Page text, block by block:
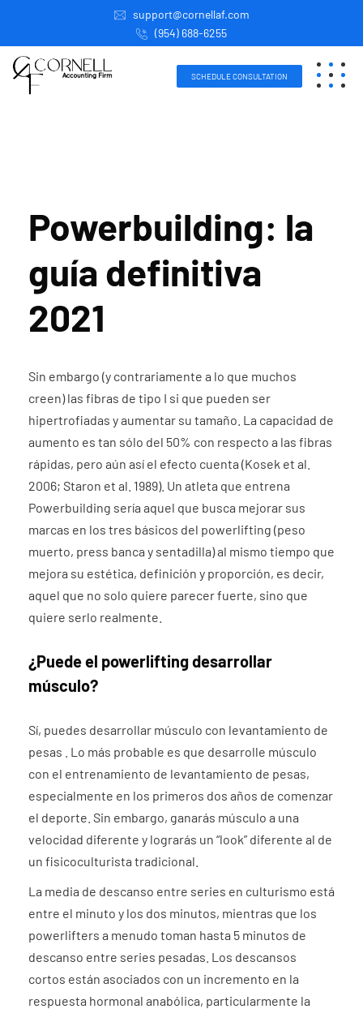
support@cornellaf.com
(954) 688-6255
SCHEDULE CONSULTATION
Powerbuilding: la
guía definitiva
2021
Sin embargo (y contrariamente a lo que muchos
creen) las fibras de tipo I si que pueden ser
hipertrofiadas y aumentar su tamaño. La capacidad de
aumento es tan sólo del 50% con respecto a las fibras
rápidas, pero aún así el efecto cuenta (Kosek et al.
2006; Staron et al. 1989). Un atleta que entrena
Powerbuilding sería aquel que busca mejorar sus
marcas en los tres básicos del powerlifting (peso
muerto, press banca y sentadilla) al mismo tiempo que
mejora su estética, definición y proporción, es decir,
aquel que no solo quiere parecer fuerte, sino que
quiere serlo realmente.
¿Puede el powerlifting desarrollar
músculo?
Sí, puedes desarrollar músculo con levantamiento de
pesas . Lo más probable es que desarrolle músculo
con el entrenamiento de levantamiento de pesas,
especialmente en los primeros dos años de comenzar
el deporte. Sin embargo, ganarás músculo a una
velocidad diferente y lograrás un “look” diferente al de
un fisicoculturista tradicional.
La media de descanso entre series en culturismo está
entre el minuto y los dos minutos, mientras que los
powerlifters a menudo toman hasta 5 minutos de
descanso entre series pesadas. Los descansos
cortos están asociados con un incremento en la
respuesta hormonal anabólica, particularmente la